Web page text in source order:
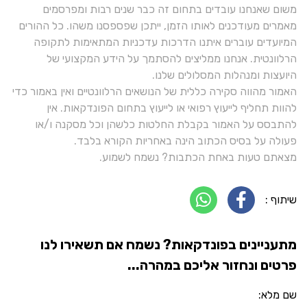
משום שאנחנו עובדים בתחום זה כבר שנים רבות ומפרסמים
מאמרים מעודכנים לאותו הזמן, ייתכן שפספסנו משהו. כל ההורים
המיועדים עוברים איתנו הדרכות עדכניות המתאימות לתקופה
הרלוונטית. אנחנו ממליצים להסתמך על הידע המקצועי של
היועצות ומנהלות המסלולים שלנו.
האמור מהווה סקירה כללית של הנושאים הרלוונטיים ואין באמור כדי
להוות תחליף לייעוץ רפואי או לייעוץ בתחום הפונדקאות. אין
להתבסס על האמור בקבלת החלטות כלשהן וכל מסקנה ו/או
פעולה על בסיס הכתוב הינה באחריות הקורא בלבד.
מצאתם טעות באחת הכתבות? נשמח לשמוע.
שיתוף :
מתעניינים בפונדקאות? נשמח אם תשאירו לנו
פרטים ונחזור אליכם במהרה...
שם מלא: